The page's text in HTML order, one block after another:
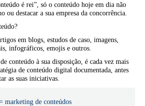
é rei”, só o conteúdo hoje em dia não
ou destacar a sua empresa da concorrência.
em blogs, estudos de caso, imagens,
infográficos, emojis e outros.
conteúdo à sua disposição, é cada vez mais
de conteúdo digital documentada, antes
as suas iniciativas.
marketing de conteúdos